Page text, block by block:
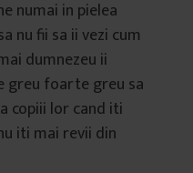
numai in pielea
nu fii sa ii vezi cum
dumnezeu ii
greu foarte greu sa
copiii lor cand iti
iti mai revii din